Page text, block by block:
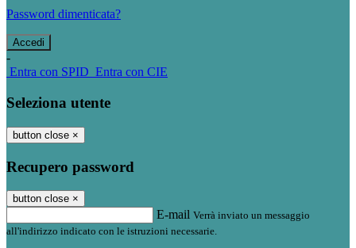
Password dimenticata?
-
Entra con SPID Entra con CIE
Seleziona utente
button close ×
Recupero password
button close ×
E-mail Verrà inviato un messaggio
all'indirizzo indicato con le istruzioni necessarie.